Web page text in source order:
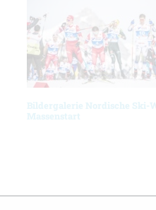
Bildergalerie Nordische Ski-
Massenstart